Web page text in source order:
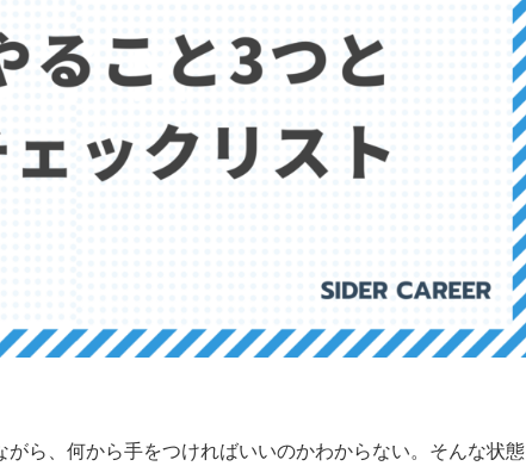
ら、何から手をつければいいのかわからない。そんな状態